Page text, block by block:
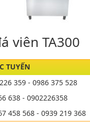
viên TA300
TUYẾN
359 - 0986 375 528
638 - 0902226358
458 568 - 0939 219 368